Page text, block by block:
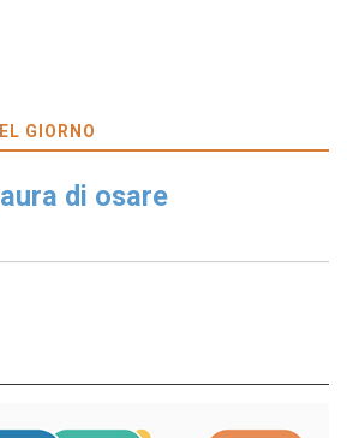
GIORNO
di osare